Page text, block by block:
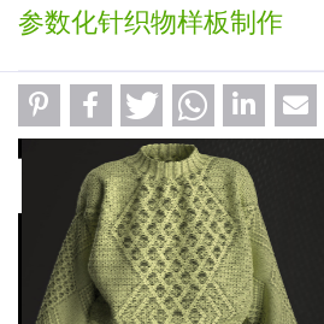
参数化针织物样板制作